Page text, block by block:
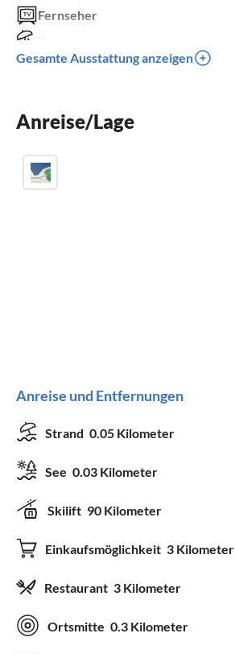
Fernseher
Spülmaschine
Kinderbett
Gesamte Ausstattung anzeigen
Anreise/Lage
Anreise und Entfernungen
Strand 0.05 Kilometer
See 0.03 Kilometer
Skilift 90 Kilometer
Einkaufsmöglichkeit 3 Kilometer
Restaurant 3 Kilometer
Ortsmitte 0.3 Kilometer